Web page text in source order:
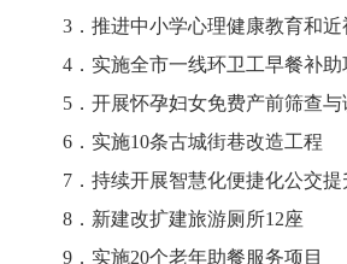
3．推进中小学心理健康教育和近
4．实施全市一线环卫工早餐补
5．开展怀孕妇女免费产前筛查与
6．实施10条古城街巷改造工程
7．持续开展智慧化便捷化公交提
8．新建改扩建旅游厕所12座
9．实施20个老年助餐服务项目